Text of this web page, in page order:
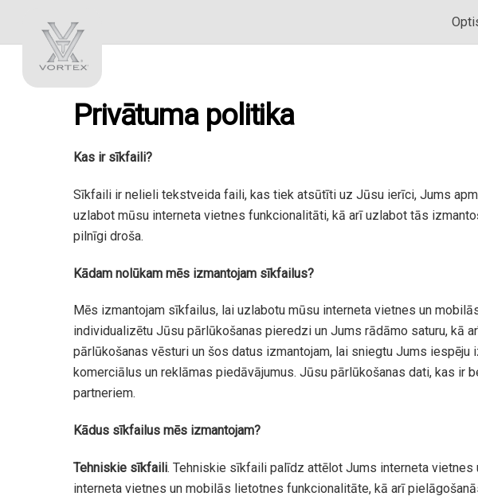
Privātuma politika
Kas ir sīkfaili?
Sīkfaili ir nelieli tekstveida faili, kas tiek atsūtīti uz Jūsu ierīci, Jums
uzlabot mūsu interneta vietnes funkcionalitāti, kā arī uzlabot tās
pilnīgi droša.
Kādam nolūkam mēs izmantojam sīkfailus?
Mēs izmantojam sīkfailus, lai uzlabotu mūsu interneta vietnes un
individualizētu Jūsu pārlūkošanas pieredzi un Jums rādāmo saturu, kā
pārlūkošanas vēsturi un šos datus izmantojam, lai sniegtu Jums
komerciālus un reklāmas piedāvājumus. Jūsu pārlūkošanas dati, kas ir
partneriem.
Kādus sīkfailus mēs izmantojam?
Tehniskie sīkfaili. Tehniskie sīkfaili palīdz attēlot Jums interneta
interneta vietnes un mobilās lietotnes funkcionalitāte, kā arī